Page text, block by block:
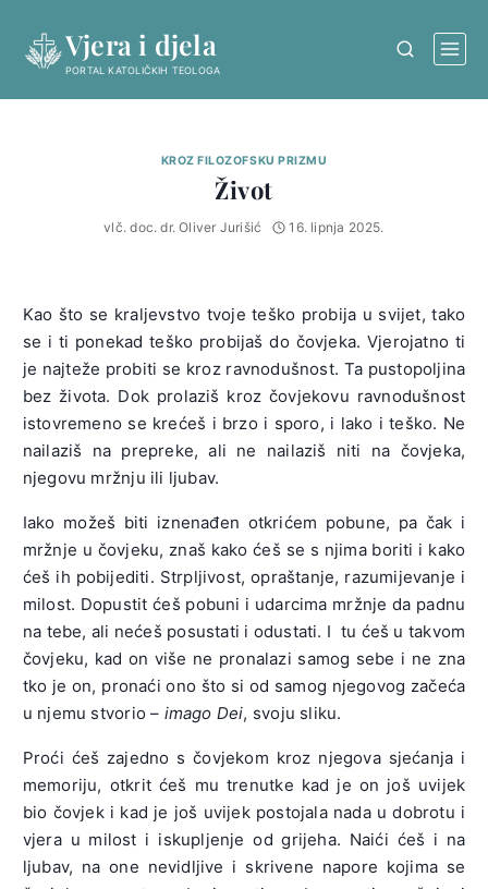
content
Vjera i djela
PORTAL KATOLIČKIH TEOLOGA
KROZ FILOZOFSKU PRIZMU
Život
vlč. doc. dr. Oliver Jurišić 16. lipnja 2025.
Kao što se kraljevstvo tvoje teško probija u svijet, tako
se i ti ponekad teško probijaš do čovjeka. Vjerojatno ti
je najteže probiti se kroz ravnodušnost. Ta pustopoljina
bez života. Dok prolaziš kroz čovjekovu ravnodušnost
istovremeno se krećeš i brzo i sporo, i lako i teško. Ne
nailaziš na prepreke, ali ne nailaziš niti na čovjeka,
njegovu mržnju ili ljubav.
Iako možeš biti iznenađen otkrićem pobune, pa čak i
mržnje u čovjeku, znaš kako ćeš se s njima boriti i kako
ćeš ih pobijediti. Strpljivost, opraštanje, razumijevanje i
milost. Dopustit ćeš pobuni i udarcima mržnje da padnu
na tebe, ali nećeš posustati i odustati. I tu ćeš u takvom
čovjeku, kad on više ne pronalazi samog sebe i ne zna
tko je on, pronaći ono što si od samog njegovog začeća
u njemu stvorio – imago Dei, svoju sliku.
Proći ćeš zajedno s čovjekom kroz njegova sjećanja i
memoriju, otkrit ćeš mu trenutke kad je on još uvijek
bio čovjek i kad je još uvijek postojala nada u dobrotu i
vjera u milost i iskupljenje od grijeha. Naići ćeš i na
ljubav, na one nevidljive i skrivene napore kojima se